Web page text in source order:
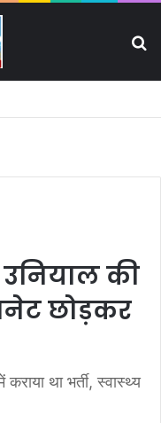
की
छोड़कर
था भर्ती, स्वास्थ्य